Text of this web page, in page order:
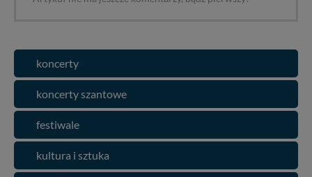
koncerty
koncerty szantowe
festiwale
kultura i sztuka